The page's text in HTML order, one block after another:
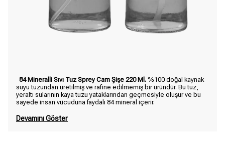
84 Mineralli Sıvı Tuz Sprey Cam Şişe 220 Ml. %100 doğal kaynak
suyu tuzundan üretilmiş ve rafine edilmemiş bir üründür. Bu tuz,
yeraltı sularının kaya tuzu yataklarından geçmesiyle oluşur ve bu
sayede insan vücuduna faydalı 84 mineral içerir.
Devamını Göster